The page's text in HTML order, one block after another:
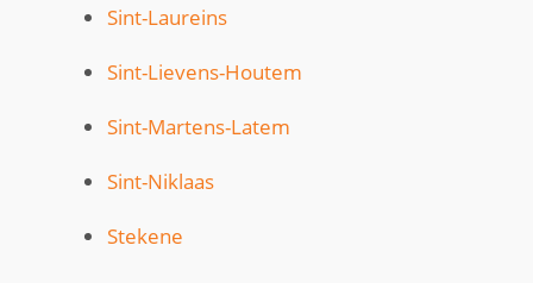
Sint-Laureins
Sint-Lievens-Houtem
Sint-Martens-Latem
Sint-Niklaas
Stekene